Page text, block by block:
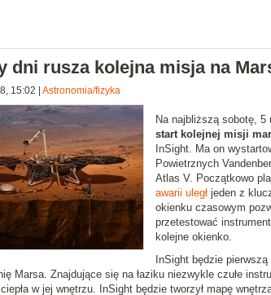
dni rusza kolejna misja na
15:02 Astronomia/fizyka
Na najbliższą sobotę, 5
start kolejnej misji
InSight. Ma on
Powietrznych
Atlas V. Początkowo
awarii uległjeden z
okienku czasowym
przetestować
kolejne okienko.
InSight będzie
Marsa. Znajdujące się na łaziku niezwykle czułe
ciepła w jej wnętrzu. InSight będzie tworzył mapę